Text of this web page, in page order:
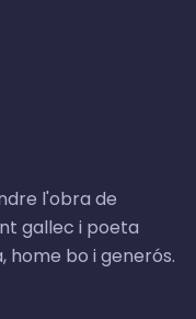
l'obra de
gallec i poeta
home bo i generós.